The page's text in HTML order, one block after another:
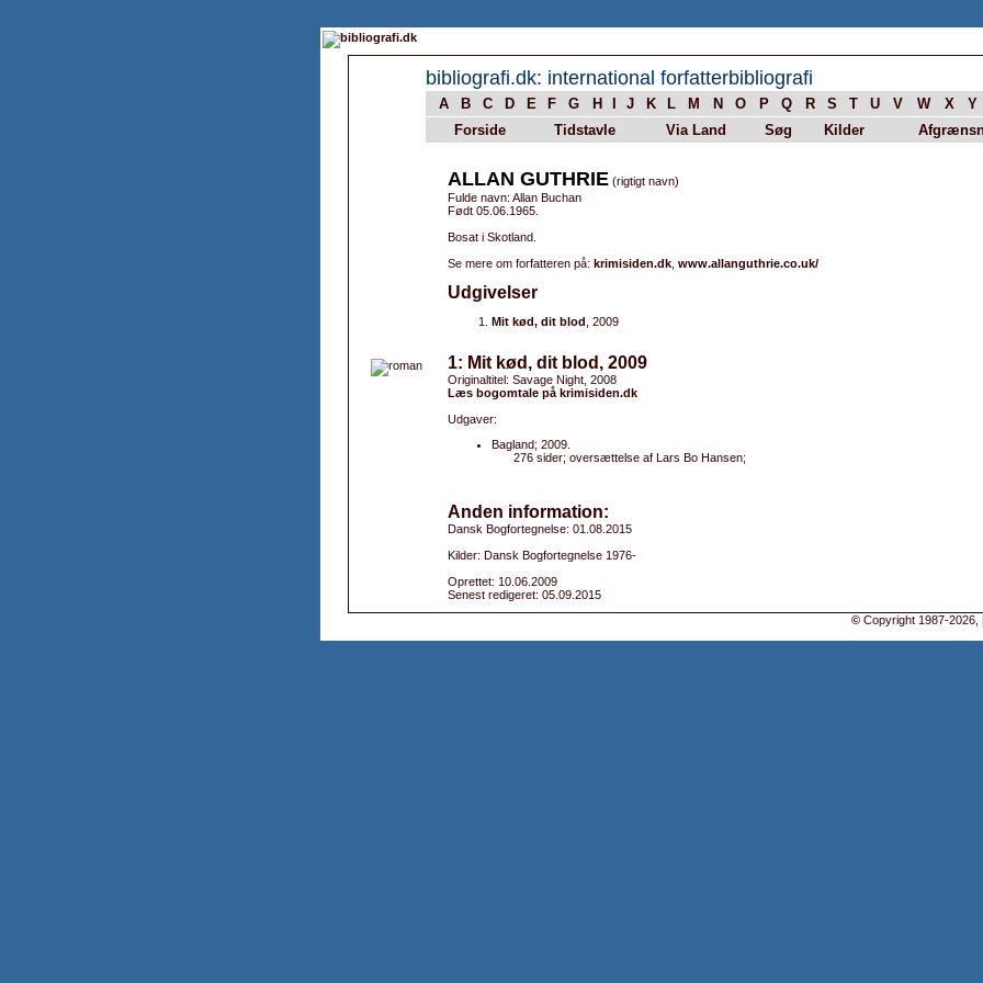
bibliografi.dk: international forfatterbibliografi
A B C D E F G H J K L M N O P Q R S T U V W X Y
Forside
Tidstavle Via Land Søg Kilder
ALLAN GUTHRIE (rigtigt navn)
Fulde navn: Allan Buchan
Født 05.06.1965.
Bosat i Skotland.
Se mere om forfatteren på: krimisiden.dk www.allanguthrie.co.uk/
Udgivelser
Mit kød, dit blod , 2009
1: Mit kød, dit blod, 2009
Originaltitel: Savage Night, 2008
Læs bogomtale på krimisiden.dk
Udgaver:
Bagland; 2009.
276 sider; oversættelse af Lars Bo Hansen;
Anden information:
Dansk Bogfortegnelse: 01.08.2015
Kilder: Dansk Bogfortegnelse 1976-
Oprettet: 10.06.2009
Senest redigeret: 05.09.2015
© Copyright 1987-